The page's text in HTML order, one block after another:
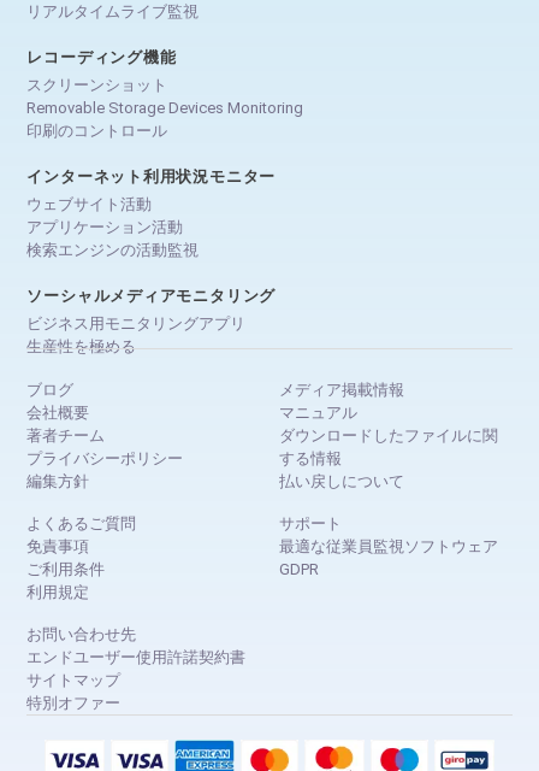
リアルタイムライブ監視
レコーディング機能
スクリーンショット
Removable Storage Devices Monitoring
印刷のコントロール
インターネット利用状況モニター
ウェブサイト活動
アプリケーション活動
検索エンジンの活動監視
ソーシャルメディアモニタリング
ビジネス用モニタリングアプリ
生産性を極める
ブログ
会社概要
著者チーム
プライバシーポリシー
編集方針
メディア掲載情報
マニュアル
ダウンロードしたファイルに関
する情報
払い戻しについて
よくあるご質問
免責事項
ご利用条件
利用規定
サポート
最適な従業員監視ソフトウェア
GDPR
お問い合わせ先
エンドユーザー使用許諾契約書
サイトマップ
特別オファー